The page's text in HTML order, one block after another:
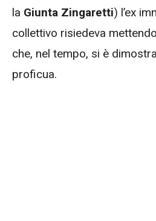
la Giunta Zingaretti) l’ex
collettivo risiedeva
che, nel tempo, si è
proficua.